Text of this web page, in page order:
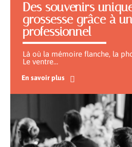
Des souvenirs
grossesse grâce à
professionnel
Là où la mémoire flanche, la
Le ventre…
En savoir plus